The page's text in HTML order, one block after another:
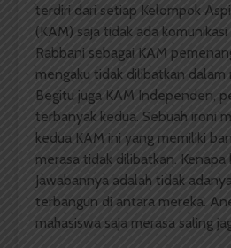
terdiri dari setiap Kelompok
(KAM) saja tidak ada
Rabbani sebagai KAM
mengaku tidak dilibatkan
Begitu juga KAM Independen,
terbanyak kedua. Sebuah ironi
kedua KAM ini yang memiliki
merasa tidak dilibatkan.
Jawabannya adalah tidak
terbangun di antara mereka.
mahasiswa saja merasa saling